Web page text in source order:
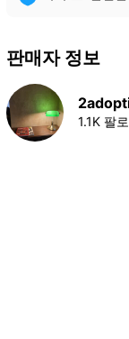
판매자 정보
1.1K 팔